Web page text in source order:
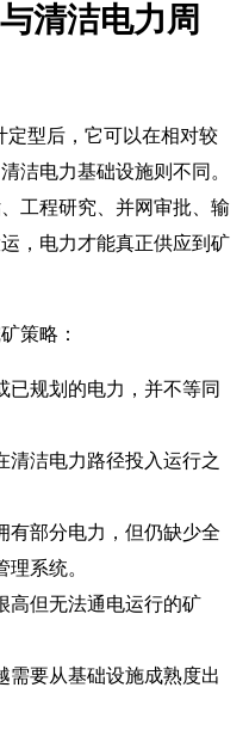
清洁电力周
定型后，它可以在相对较
洁电力基础设施则不同。
工程研究、并网审批、输
，电力才能真正供应到矿
策略：
已规划的电力，并不等同
清洁电力路径投入运行之
有部分电力，但仍缺少全
系统。
高但无法通电运行的矿
需要从基础设施成熟度出